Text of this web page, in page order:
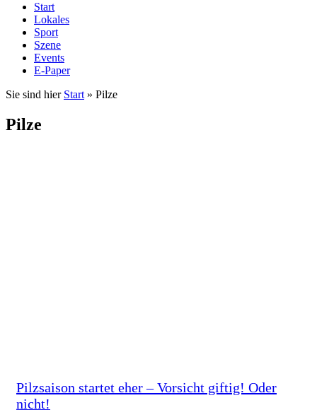
Start
Lokales
Sport
Szene
Events
E-Paper
Sie sind hier Start » Pilze
Pilze
Pilzsaison startet eher – Vorsicht giftig! Oder
nicht!